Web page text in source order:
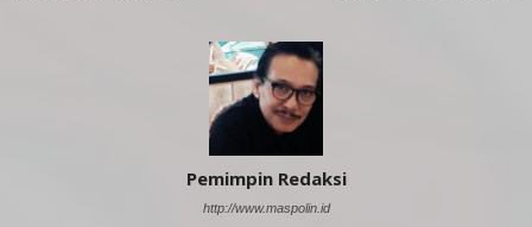
Pemimpin Redaksi
http://www.maspolin.id